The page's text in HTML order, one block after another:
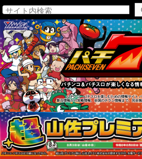
パチンコ・パチスロを楽しむための情報サイト
新台情報から攻略情報、全国のチラシ情報まで、完全